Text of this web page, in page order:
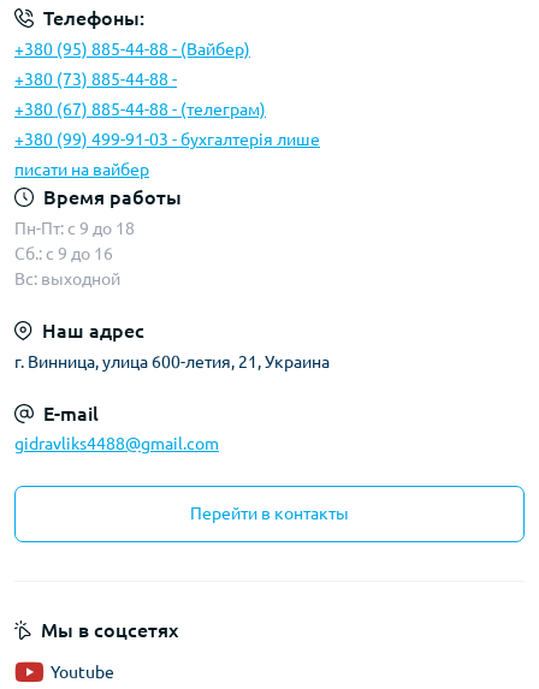
Телефоны:
+380 (95) 885-44-88 - (Вайбер)
+380 (73) 885-44-88 -
+380 (67) 885-44-88 - (телеграм)
+380 (99) 499-91-03 - бухгалтерія лише
писати на вайбер
Время работы
Пн-Пт: с 9 до 18
Сб.: с 9 до 16
Вс: выходной
Наш адрес
г. Винница, улица 600-летия, 21, Украина
E-mail
gidravliks4488@gmail.com
Перейти в контакты
Мы в соцсетях
Youtube